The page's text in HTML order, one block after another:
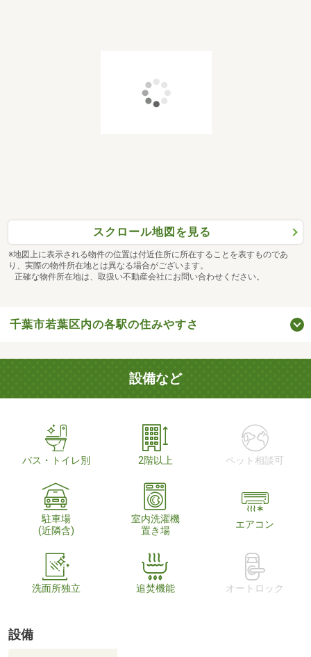
スクロール地図を見る
※地図上に表示される物件の位置は付近住所に所在することを表すものであ
り、実際の物件所在地とは異なる場合がございます。
正確な物件所在地は、取扱い不動産会社にお問い合わせください。
千葉市若葉区内の各駅の住みやすさ
設備など
バス・トイレ別 2階以上 ペット相談可
駐車場
(近隣含)
室内洗濯機
置き場
エアコン
洗面所独立 追焚機能 オートロック
設備